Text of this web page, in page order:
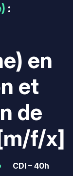
:
en
et
de
f/x]
CDI – 40h